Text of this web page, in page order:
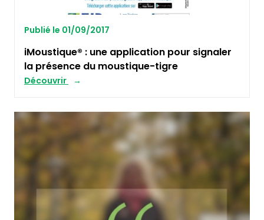
Publié le 01/09/2017
iMoustique® : une application pour signaler
la présence du moustique-tigre
Découvrir